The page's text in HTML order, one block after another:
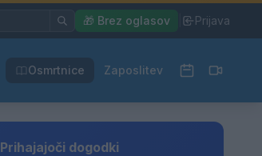
🎁 Brez oglasov Prijava
Osmrtnice Zaposlitev
Prihajajoči dogodki